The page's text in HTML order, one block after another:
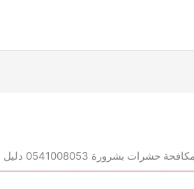
دليل ارخص شركات مكافحة وقتل الحشرات بشرورة